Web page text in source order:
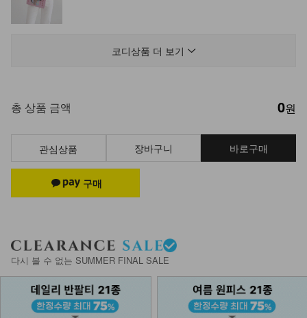
KO11-P-03/핀턱 카고 트레이닝팬츠
23,900
코디상품 더 보기
총 상품 금액 0원
관심상품 장바구니 바로구매
다시 볼 수 없는 SUMMER FINAL SALE